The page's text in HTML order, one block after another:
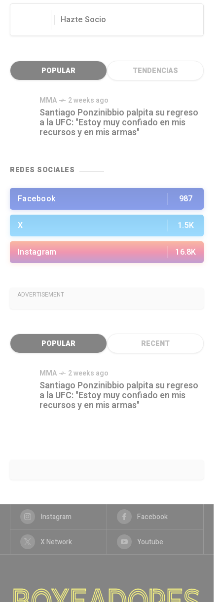
Hazte Socio
POPULAR TENDENCIAS
MMA 2 weeks ago
Santiago Ponzinibbio palpita su regreso
a la UFC: "Estoy muy confiado en mis
recursos y en mis armas"
REDES SOCIALES
Facebook 987
X 1.5K
Instagram 16.8K
ADVERTISEMENT
POPULAR RECENT
MMA 2 weeks ago
Santiago Ponzinibbio palpita su regreso
a la UFC: "Estoy muy confiado en mis
recursos y en mis armas"
Instagram Facebook
X Network Youtube